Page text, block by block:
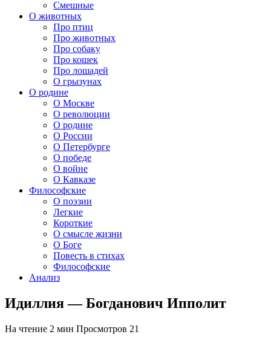
Смешные
О животных
Про птиц
Про животных
Про собаку
Про кошек
Про лошадей
О грызунах
О родине
О Москве
О революции
О родине
О России
О Петербурге
О победе
О войне
О Кавказе
Философские
О поэзии
Легкие
Короткие
О смысле жизни
О Боге
Повесть в стихах
Философские
Анализ
Идиллия — Богданович Ипполит
На чтение 2 мин Просмотров 21